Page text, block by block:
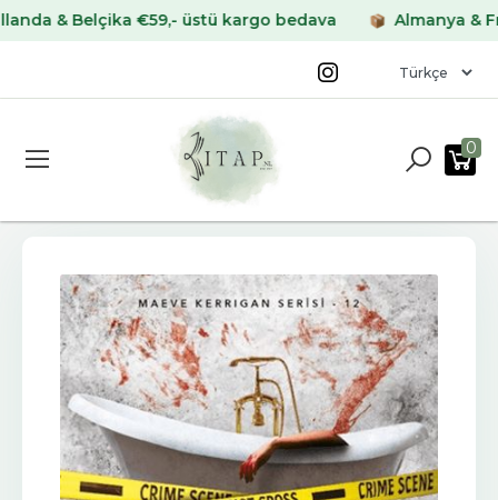
& Belçika €59,- üstü kargo bedava Almanya &
0